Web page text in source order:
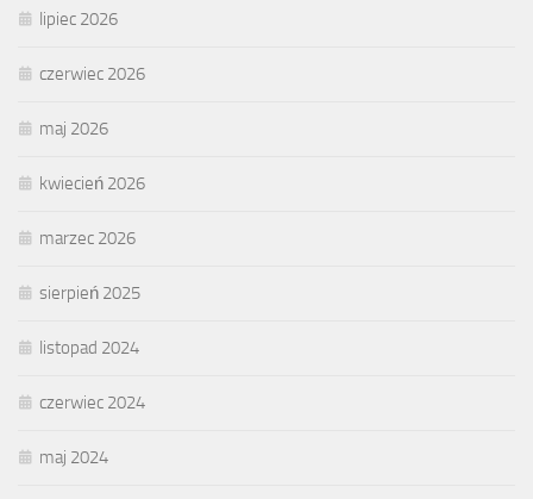
lipiec 2026
czerwiec 2026
maj 2026
kwiecień 2026
marzec 2026
sierpień 2025
listopad 2024
czerwiec 2024
maj 2024